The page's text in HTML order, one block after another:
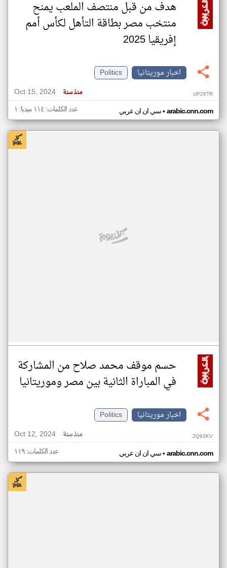
هدف من قبل منتصف الملعب يمنح
منتخب مصر بطاقة التأهل لكأس أمم
إفريقيا 2025
اخبار موريتانيا
Politics
Oct 15, 2024
منذ سنة UP28TR
سي ان ان عربي• arabic.cnn.com عدد الكلمات: ١١٤ ميديا: ١
حسم موقف محمد صلاح من المشاركة
في المباراة الثانية بين مصر وموريتانيا
اخبار موريتانيا
Politics
Oct 12, 2024
منذ سنة ZQ93KV
سي ان ان عربي• arabic.cnn.com عدد الكلمات: ١١٩